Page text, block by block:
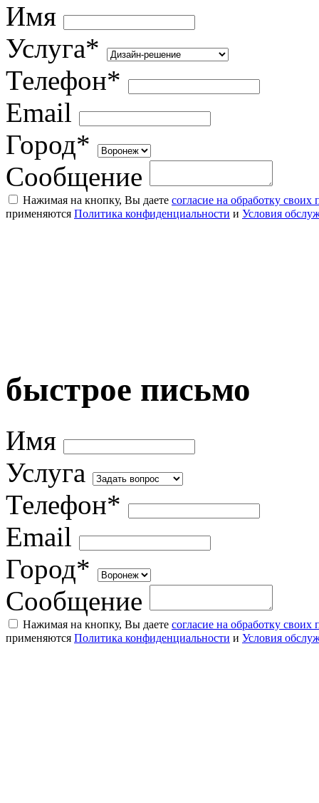
Имя
Услуга*
Телефон*
Email
Город*
Сообщение
Нажимая на кнопку, Вы даете согласие на обработку
применяются Политика конфиденциальности и Условия
быстрое письмо
Имя
Услуга
Телефон*
Email
Город*
Сообщение
Нажимая на кнопку, Вы даете согласие на обработку
применяются Политика конфиденциальности и Условия